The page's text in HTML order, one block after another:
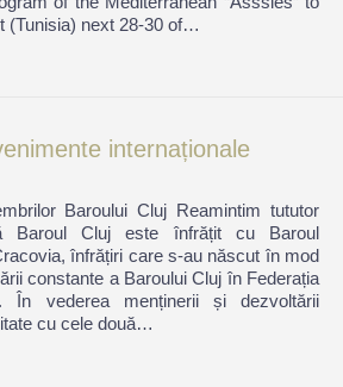
(Tunisia) next 28-30 of…
internaționale
Baroului Cluj Reamintim tututor
Baroul Cluj este înfrățit cu Baroul
înfrățiri care s-au născut în mod
constante a Baroului Cluj în Federația
În vederea menținerii și dezvoltării
cu cele două…